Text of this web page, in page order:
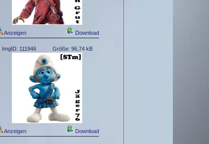
Anzeigen Download
ImgID: 111946 Größe: 96,74 kB
Anzeigen Download